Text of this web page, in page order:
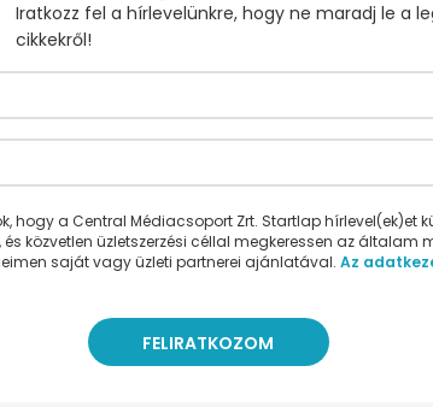
Iratkozz fel a hírlevelünkre, hogy ne maradj le a
cikkekről!
hogy a Central Médiacsoport Zrt. Startlap hírlevel(ek)et
közvetlen üzletszerzési céllal megkeressen az általam
saját vagy üzleti partnerei ajánlatával. Az